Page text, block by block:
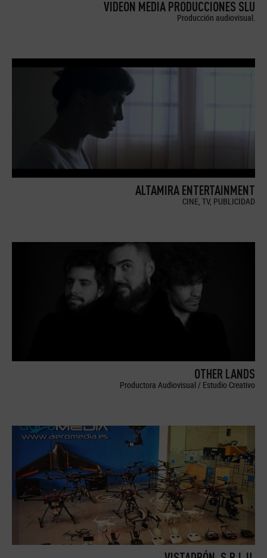
VIDEON MEDIA PRODUCCIONES SLU
Producción audiovisual.
ALTAMIRA ENTERTAINMENT
CINE, TV, PUBLICIDAD
OTHER LANDS
Productora Audiovisual / Estudio Creativo